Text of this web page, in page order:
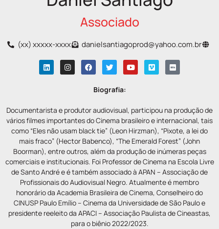
Associado
(xx) xxxxx-xxxx danielsantiagoprod@yahoo.com.br
Biografia:
Documentarista e produtor audiovisual, participou na produção de
vários filmes importantes do Cinema brasileiro e internacional, tais
como “Eles não usam black tie” (Leon Hirzman), “Pixote, a lei do
mais fraco” (Hector Babenco), “The Emerald Forest” (John
Boorman), entre outros, além da produção de inúmeras peças
comerciais e institucionais. Foi Professor de Cinema na Escola Livre
de Santo André e é também associado à APAN – Associação de
Profissionais do Audiovisual Negro. Atualmente é membro
honorário da Academia Brasileira de Cinema, Conselheiro do
CINUSP Paulo Emílio – Cinema da Universidade de São Paulo e
presidente reeleito da APACI – Associação Paulista de Cineastas,
para o biênio 2022/2023.